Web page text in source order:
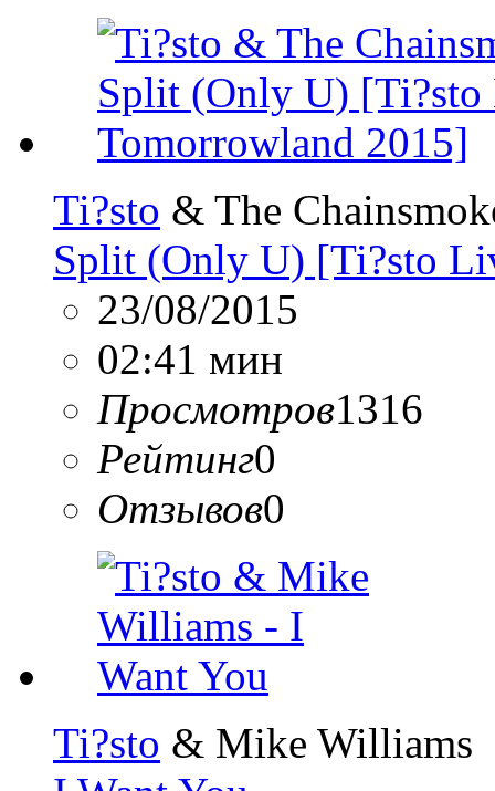
Ti?sto & The
Split (Only U) [Ti?sto
23/08/2015
02:41 мин
Просмотров1316
Рейтинг0
Отзывов0
Ti?sto & Mike Williams